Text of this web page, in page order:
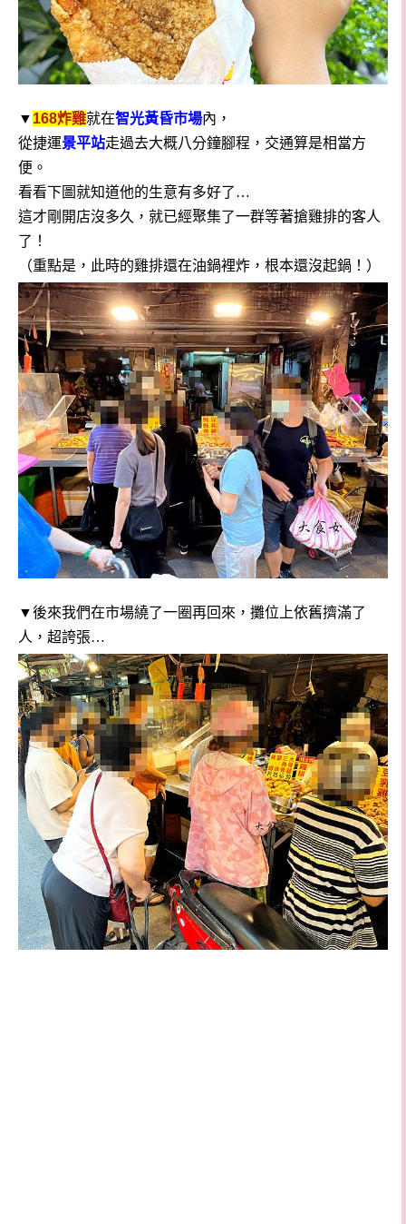
▼ 168炸雞就在智光黃昏市場內，
從捷運景平站走過去大概八分鐘腳程，交通算是相當方
便。
看看下圖就知道他的生意有多好了…
這才剛開店沒多久，就已經聚集了一群等著搶雞排的客人
了！
（重點是，此時的雞排還在油鍋裡炸，根本還沒起鍋！）
▼後來我們在市場繞了一圈再回來，攤位上依舊擠滿了
人，超誇張…